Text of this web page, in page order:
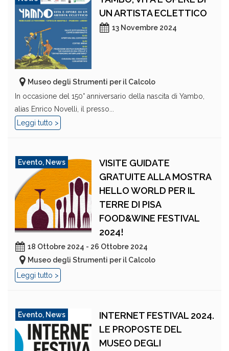
UN ARTISTA ECLETTICO
13 Novembre 2024
Museo degli Strumenti per il Calcolo
In occasione del 150° anniversario della nascita di Yambo,
alias Enrico Novelli, il presso...
Leggi tutto >
Evento, News
VISITE GUIDATE
GRATUITE ALLA MOSTRA
HELLO WORLD PER IL
TERRE DI PISA
FOOD&WINE FESTIVAL
2024!
18 Ottobre 2024 - 26 Ottobre 2024
Museo degli Strumenti per il Calcolo
Leggi tutto >
Evento, News
INTERNET FESTIVAL 2024.
LE PROPOSTE DEL
MUSEO DEGLI